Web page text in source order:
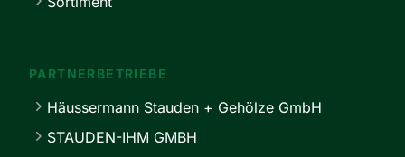
PARTNERBETRIEBE
Häussermann Stauden + Gehölze GmbH
STAUDEN-IHM GMBH